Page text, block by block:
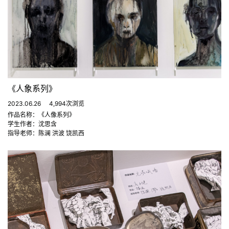
《人象系列》
2023.06.26
4,994次浏览
作品名称：《人像系列》
学生作者：沈思含
指导老师：陈澜 洪波 饶凯西